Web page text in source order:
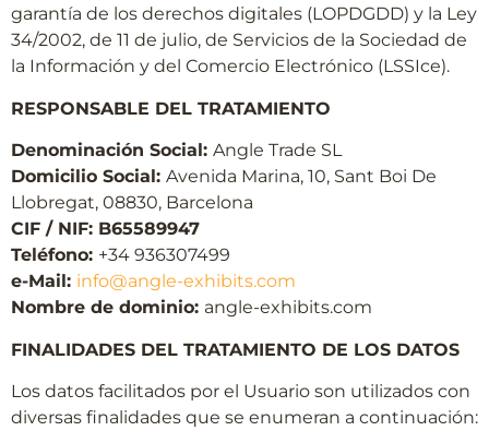
garantía de los derechos digitales (LOPDGDD) y la Ley
34/2002, de 11 de julio, de Servicios de la Sociedad de
la Información y del Comercio Electrónico (LSSIce).
RESPONSABLE DEL TRATAMIENTO
Denominación Social: Angle Trade SL
Domicilio Social: Avenida Marina, 10, Sant Boi De
Llobregat, 08830, Barcelona
CIF / NIF: B65589947
Teléfono: +34 936307499
e-Mail: info@angle-exhibits.com
Nombre de dominio: angle-exhibits.com
FINALIDADES DEL TRATAMIENTO DE LOS DATOS
Los datos facilitados por el Usuario son utilizados con
diversas finalidades que se enumeran a continuación: